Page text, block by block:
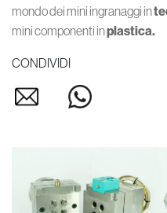
mondo dei mini ingranaggi in
mini componenti inplastica.
CONDIVIDI